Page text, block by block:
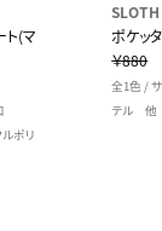
ト(マ
ポリ
SLOTH
ポケッ
￥880
全1色 /
テル 他